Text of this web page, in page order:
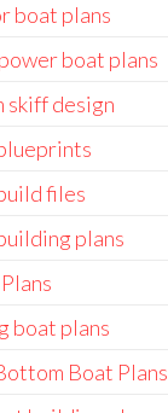
boat plans
boat plans
skiff design
files
plans
boat plans
Boat Plans